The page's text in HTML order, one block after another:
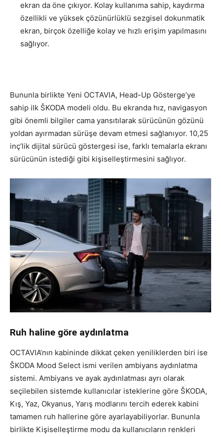
ekran da öne çıkıyor. Kolay kullanıma sahip, kaydırma
özellikli ve yüksek çözünürlüklü sezgisel dokunmatik
ekran, birçok özelliğe kolay ve hızlı erişim yapılmasını
sağlıyor.
Bununla birlikte Yeni OCTAVIA, Head-Up Gösterge’ye
sahip ilk ŠKODA modeli oldu. Bu ekranda hız, navigasyon
gibi önemli bilgiler cama yansıtılarak sürücünün gözünü
yoldan ayırmadan sürüşe devam etmesi sağlanıyor. 10,25
inç’lik dijital sürücü göstergesi ise, farklı temalarla ekranı
sürücünün istediği gibi kişiselleştirmesini sağlıyor.
Ruh haline göre aydınlatma
OCTAVIA’nın kabininde dikkat çeken yeniliklerden biri ise
ŠKODA Mood Select ismi verilen ambiyans aydınlatma
sistemi. Ambiyans ve ayak aydınlatması ayrı olarak
seçilebilen sistemde kullanıcılar isteklerine göre ŠKODA,
Kış, Yaz, Okyanus, Yarış modlarını tercih ederek kabini
tamamen ruh hallerine göre ayarlayabiliyorlar. Bununla
birlikte Kişiselleştirme modu da kullanıcıların renkleri